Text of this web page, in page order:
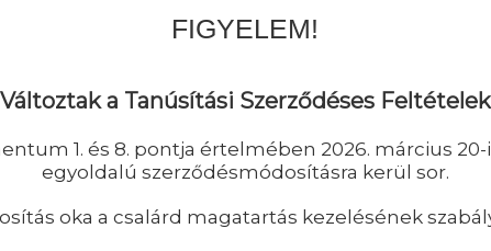
közegben. Kolléganőimmel minden helyzetre
Nagyon fontosnak tartom az üzleti életben is
versenytársaimmal jó kapcsolatot tartsak fenn,
egy-egy érdeklődőt máshoz irányítani, ha nálunk
Az elmúlt 20 évben kialakult szakmai devalvációs
FIGYELEM!
Változtak a Tanúsítási Szerződéses Feltételek
1. és 8. pontja értelmében 2026. március 20-
egyoldalú szerződésmódosításra kerül sor.
oka a csalárd magatartás kezelésének